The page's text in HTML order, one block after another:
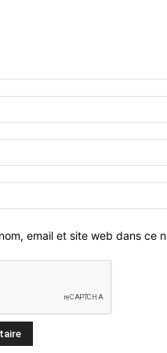
email et site web dans ce